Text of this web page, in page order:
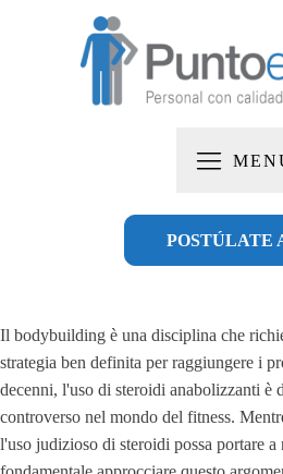
POSTÚLATE
Il bodybuilding è una disciplina che
strategia ben definita per raggiungere i
decenni, l'uso di steroidi anabolizzanti è
controverso nel mondo del fitness.
l'uso judizioso di steroidi possa portare